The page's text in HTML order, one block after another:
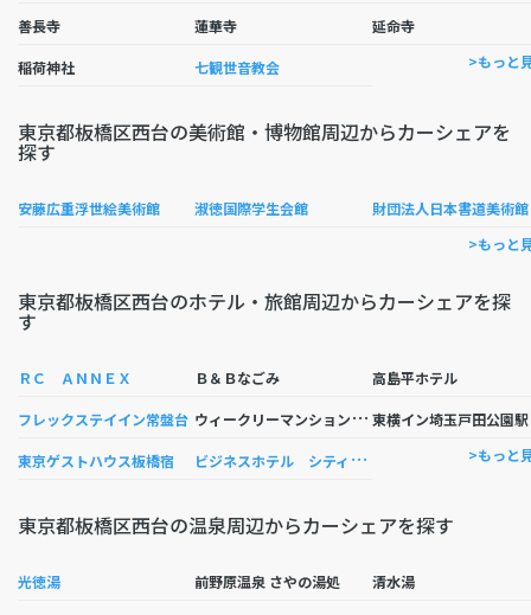
善長寺 蓮華寺 延命寺
稲荷神社 七観世音教会 >もっと
東京都板橋区西台の美術館・博物館周辺からカーシェアを
探す
安藤広重浮世絵美術館 淑徳国際学生会館
財団法人日本書道美術館
>もっと
東京都板橋区西台のホテル・旅館周辺からカーシェアを探
す
ＲＣ ＡＮＮＥＸ Ｂ＆Ｂなごみ 高島平ホテル
フレックステイイン常盤台 ウ
ィークリーマンション池袋北 横
東京ゲストハウス板橋宿 ビ
ジネスホテル シティポート >もっと
東京都板橋区西台の温泉周辺からカーシェアを探す
光徳湯 前野原温泉 さやの湯処 清水湯